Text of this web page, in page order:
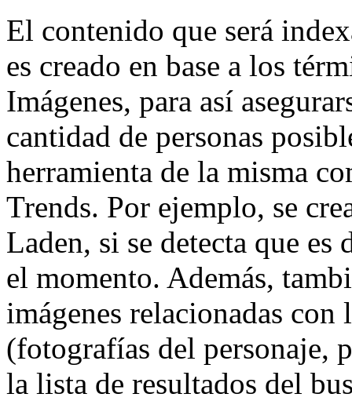
El contenido que será
es creado en base a los
Imágenes, para así
cantidad de personas
herramienta de la misma
Trends. Por ejemplo, se
Laden, si se detecta que es
el momento. Además,
imágenes relacionadas con
(fotografías del personaje,
la lista de resultados del